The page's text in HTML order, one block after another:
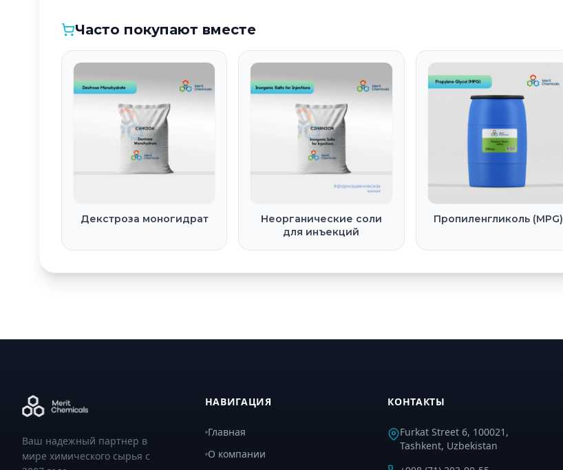
Часто покупают вместе
Декстроза моногидрат
Неорганические соли
для инъекций
Пропиленгликоль (MPG)
Ваш надежный партнер в
мире химического сырья с
НАВИГАЦИЯ
Главная
О компании
КОНТАКТЫ
Furkat Street 6, 100021,
Tashkent, Uzbekistan